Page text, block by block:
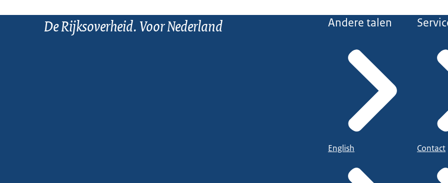
De Rijksoverheid. Voor Nederland Andere talen
English Contact